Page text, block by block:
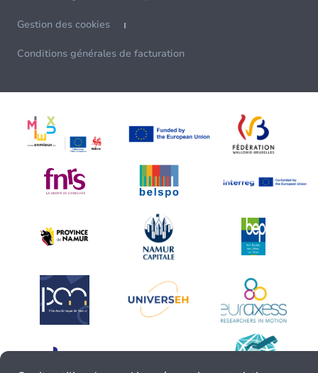
Gestion des cookies
Conditions générales de facturation